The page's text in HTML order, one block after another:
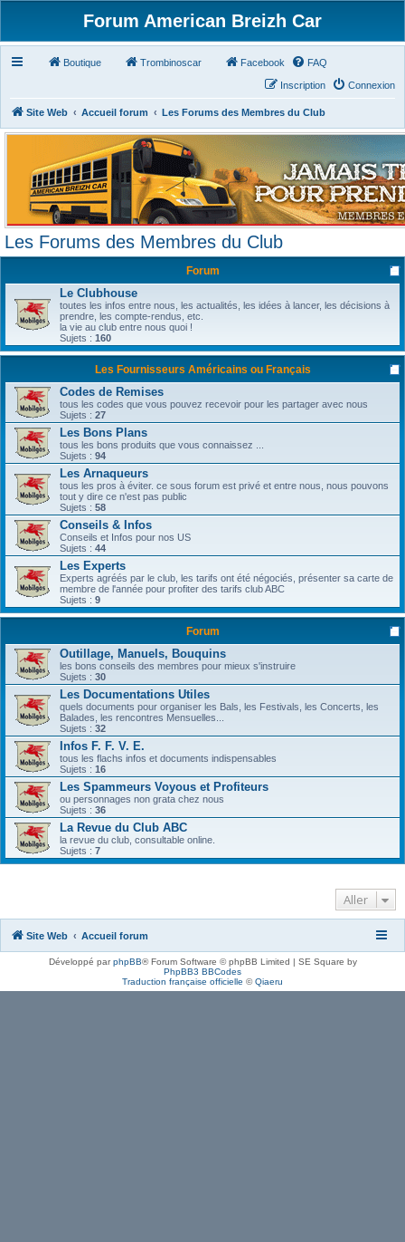
Forum American Breizh Car
Boutique Trombinoscar Facebook FAQ
Connexion
Inscription
Site Web Accueil forum Les Forums des Membres du Club
Les Forums des Membres du Club
Forum
Le Clubhouse
toutes les infos entre nous, les actualités, les idées à lancer, les décisions à
prendre, les compte-rendus, etc.
la vie au club entre nous quoi !
Sujets : 160
Les Fournisseurs Américains ou Français
Codes de Remises
tous les codes que vous pouvez recevoir pour les partager avec nous
Sujets : 27
Les Bons Plans
tous les bons produits que vous connaissez ...
Sujets : 94
Les Arnaqueurs
tous les pros à éviter. ce sous forum est privé et entre nous, nous pouvons
tout y dire ce n'est pas public
Sujets : 58
Conseils & Infos
Conseils et Infos pour nos US
Sujets : 44
Les Experts
Experts agréés par le club, les tarifs ont été négociés, présenter sa carte de
membre de l'année pour profiter des tarifs club ABC
Sujets : 9
Forum
Outillage, Manuels, Bouquins
les bons conseils des membres pour mieux s'instruire
Sujets : 30
Les Documentations Utiles
quels documents pour organiser les Bals, les Festivals, les Concerts, les
Balades, les rencontres Mensuelles...
Sujets : 32
Infos F. F. V. E.
tous les flachs infos et documents indispensables
Sujets : 16
Les Spammeurs Voyous et Profiteurs
ou personnages non grata chez nous
Sujets : 36
La Revue du Club ABC
la revue du club, consultable online.
Sujets : 7
Aller
Site Web Accueil forum
Développé parphpBB® Forum Software © phpBB Limited | SE Square by
PhpBB3 BBCodes
Traduction française officielle ©Qiaeru